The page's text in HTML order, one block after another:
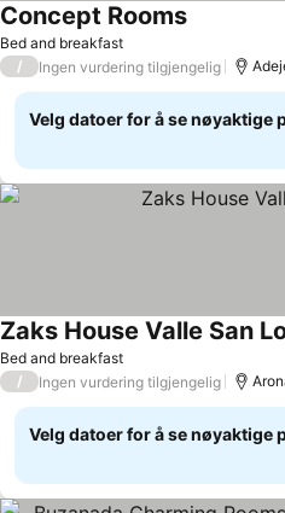
Bed and breakfast
Concept Rooms
/ Ingen vurdering tilgjengelig
Velg datoer for å se nøyaktige
Bed and breakfast
Zaks House Valle San
/ Ingen vurdering tilgjengelig
Velg datoer for å se nøyaktige